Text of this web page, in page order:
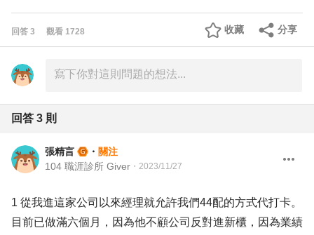
回答 3 觀看 1728 分享
收藏
回答 3 則
張精言 ・ 關注
104 職涯診所 Giver ・ 2023/11/27
1 從我進這家公司以來經理就允許我們44配的方式代打卡。
目前已做滿六個月，因為他不顧公司反對進新櫃，因為業績